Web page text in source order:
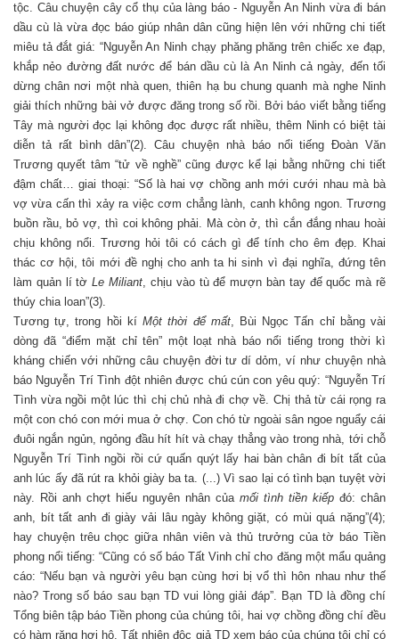
tộc. Câu chuyện cây cổ thụ của làng báo - Nguyễn An Ninh vừa đi bán
dầu cù là vừa đọc báo giúp nhân dân cũng hiện lên với những chi tiết
miêu tả đắt giá: “Nguyễn An Ninh chạy phăng phăng trên chiếc xe đạp,
khắp nẻo đường đất nước để bán dầu cù là An Ninh cả ngày, đến tối
dừng chân nơi một nhà quen, thiên hạ bu chung quanh mà nghe Ninh
giải thích những bài vở được đăng trong số rồi. Bởi báo viết bằng tiếng
Tây mà người đọc lại không đọc được rất nhiều, thêm Ninh có biệt tài
diễn tả rất bình dân”(2). Câu chuyện nhà báo nổi tiếng Đoàn Văn
Trương quyết tâm “tử về nghề” cũng được kể lại bằng những chi tiết
đậm chất… giai thoại: “Số là hai vợ chồng anh mới cưới nhau mà bà
vợ vừa cấn thì xảy ra việc cơm chẳng lành, canh không ngon. Trương
buồn rầu, bỏ vợ, thì coi không phải. Mà còn ở, thì cắn đắng nhau hoài
chịu không nổi. Trương hỏi tôi có cách gì để tính cho êm đẹp. Khai
thác cơ hội, tôi mới đề nghị cho anh ta hi sinh vì đại nghĩa, đứng tên
làm quản lí tờLe Miliant, chịu vào tù để mượn bàn tay đế quốc mà rẽ
thúy chia loan”(3).
Tương tự, trong hồi kíMột thời để mất, Bùi Ngọc Tấn chỉ bằng vài
dòng đã “điểm mặt chỉ tên” một loạt nhà báo nổi tiếng trong thời kì
kháng chiến với những câu chuyện đời tư dí dỏm, ví như chuyện nhà
báo Nguyễn Trí Tình đột nhiên được chú cún con yêu quý: “Nguyễn Trí
Tình vừa ngồi một lúc thì chị chủ nhà đi chợ về. Chị thả từ cái rọng ra
một con chó con mới mua ở chợ. Con chó từ ngoài sân ngoe nguẩy cái
đuôi ngắn ngủn, ngỏng đầu hít hít và chạy thẳng vào trong nhà, tới chỗ
Nguyễn Trí Tình ngồi rồi cứ quấn quýt lấy hai bàn chân đi bít tất của
anh lúc ấy đã rút ra khỏi giày ba ta. (...) Vì sao lại có tình bạn tuyệt vời
này. Rồi anh chợt hiểu nguyên nhân của mối tình tiền kiếp đó: chân
anh, bít tất anh đi giày vải lâu ngày không giặt, có mùi quá nặng”(4);
hay chuyện trêu chọc giữa nhân viên và thủ trưởng của tờ báo Tiền
phong nổi tiếng: “Cũng có số báo Tất Vinh chỉ cho đăng một mẩu quảng
cáo: “Nếu bạn và người yêu bạn cùng hơi bị vổ thì hôn nhau như thế
nào? Trong số báo sau bạn TD vui lòng giải đáp”. Bạn TD là đồng chí
Tổng biên tập báo Tiền phong của chúng tôi, hai vợ chồng đồng chí đều
có hàm răng hơi hô. Tất nhiên độc giả TD xem báo của chúng tôi chỉ có